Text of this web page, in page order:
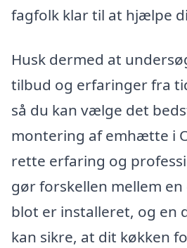
fagfolk klar til at hjælpe
Husk dermed at
tilbud og erfaringer fra
så du kan vælge det
montering af emhætte i
rette erfaring og
gør forskellen mellem
blot er installeret, og en
kan sikre, at dit køkken